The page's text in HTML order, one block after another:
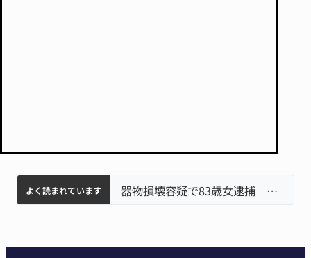
よく読まれています
名張市水道料金47％値上げへ 答申案、審議会で大筋まとまる
中学校の陶壁モニュメント 地元建設会社がボランティアで清掃 伊賀
名張市立病院のDMAT、熊本地震の被災地へ 能登以来3回目の派遣 器物損壊容疑で83歳女逮捕 伊賀署